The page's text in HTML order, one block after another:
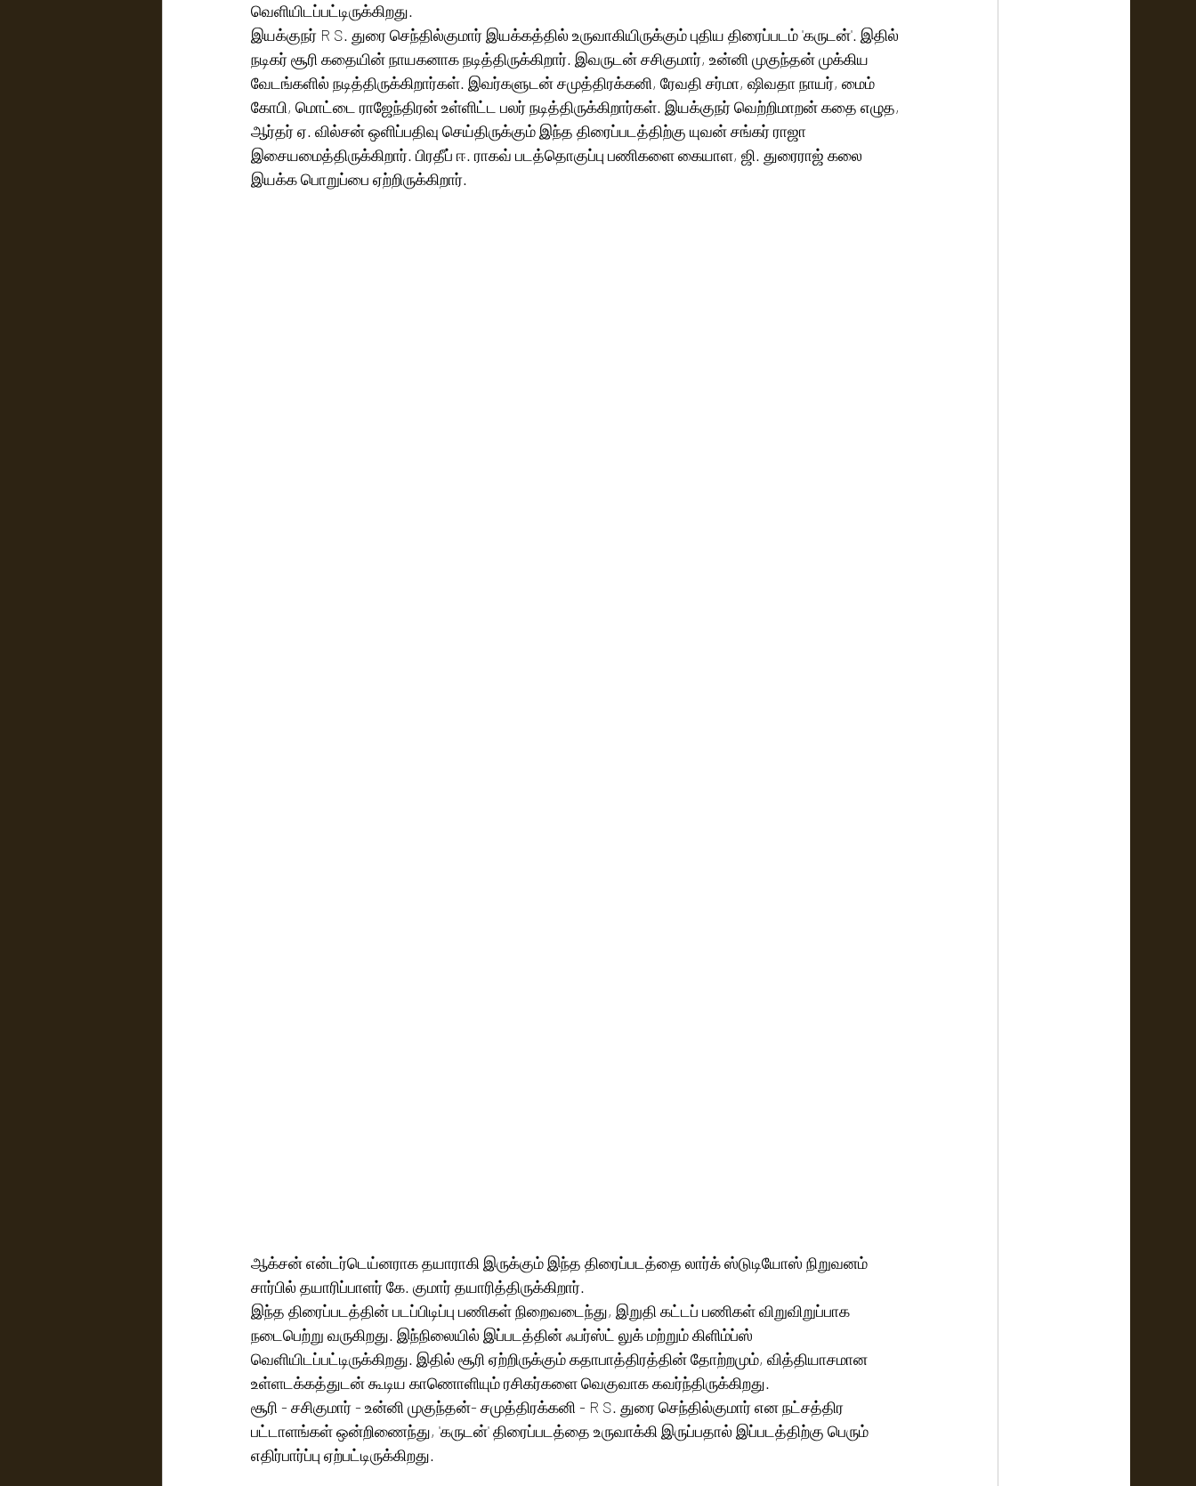
வெளியிடப்பட்டிருக்கிறது.
இயக்குநர் R S. துரை செந்தில்குமார் இயக்கத்தில் உருவாகியிருக்கும் புதிய திரைப்படம் 'கருடன்'. இதில்
நடிகர் சூரி கதையின் நாயகனாக நடித்திருக்கிறார். இவருடன் சசிகுமார், உன்னி முகுந்தன் முக்கிய
வேடங்களில் நடித்திருக்கிறார்கள்.‌ இவர்களுடன் சமுத்திரக்கனி, ரேவதி சர்மா, ஷிவதா நாயர், மைம்
கோபி, மொட்டை ராஜேந்திரன் உள்ளிட்ட பலர் நடித்திருக்கிறார்கள். இயக்குநர் வெற்றிமாறன் கதை எழுத,
ஆர்தர் ஏ. வில்சன் ஒளிப்பதிவு செய்திருக்கும் இந்த திரைப்படத்திற்கு யுவன் சங்கர் ராஜா
இசையமைத்திருக்கிறார். பிரதீப் ஈ. ராகவ் படத்தொகுப்பு பணிகளை கையாள, ஜி. துரைராஜ் கலை
ஆக்சன் என்டர்டெய்னராக தயாராகி இருக்கும் இந்த திரைப்படத்தை லார்க் ஸ்டுடியோஸ் நிறுவனம்
சார்பில் தயாரிப்பாளர் கே. குமார் தயாரித்திருக்கிறார்.
இந்த திரைப்படத்தின் படப்பிடிப்பு பணிகள் நிறைவடைந்து, இறுதி கட்டப் பணிகள் விறுவிறுப்பாக
நடைபெற்று வருகிறது. இந்நிலையில் இப்படத்தின் ஃபர்ஸ்ட் லுக் மற்றும் கிளிம்ப்ஸ்
வெளியிடப்பட்டிருக்கிறது. இதில் சூரி ஏற்றிருக்கும் கதாபாத்திரத்தின் தோற்றமும், வித்தியாசமான
உள்ளடக்கத்துடன் கூடிய காணொளியும் ரசிகர்களை வெகுவாக கவர்ந்திருக்கிறது.
சூரி - சசிகுமார் - உன்னி முகுந்தன்- சமுத்திரக்கனி - R S. துரை செந்தில்குமார் என நட்சத்திர
பட்டாளங்கள் ஒன்றிணைந்து, 'கருடன்' திரைப்படத்தை உருவாக்கி இருப்பதால் இப்படத்திற்கு பெரும்
எதிர்பார்ப்பு ஏற்பட்டிருக்கிறது.